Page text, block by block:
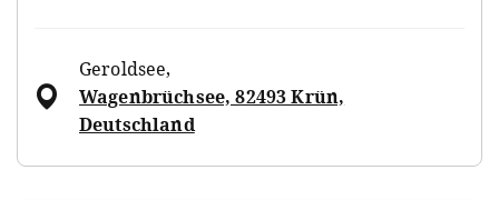
Geroldsee,
Wagenbrüchsee, 82493 Krün,
Deutschland